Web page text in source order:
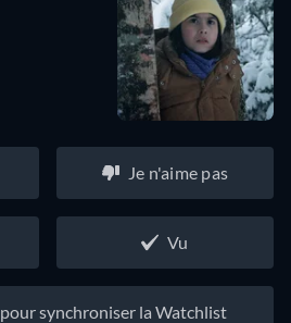
Je n'aime pas
Vu
pour synchroniser la Watchlist